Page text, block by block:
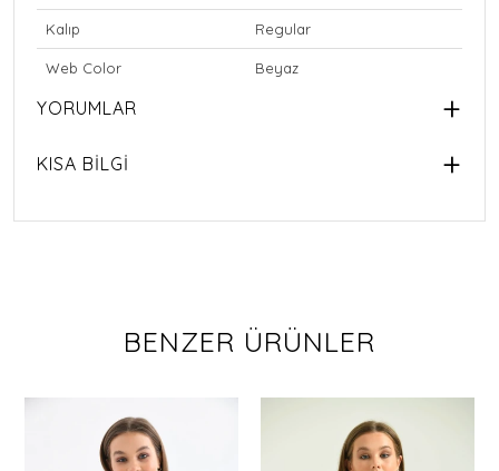
Kalıp Regular
Web Color Beyaz
YORUMLAR
KISA BİLGİ
BENZER ÜRÜNLER